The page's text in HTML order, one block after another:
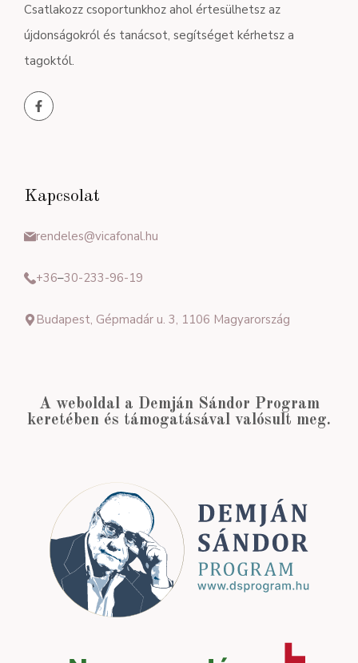
Csatlakozz csoportunkhoz ahol értesülhetsz az
újdonságokról és tanácsot, segítséget kérhetsz a
tagoktól.
Kapcsolat
rendeles@vicafonal.hu
+36–30-233-96-19
Budapest, Gépmadár u. 3, 1106 Magyarország
A weboldal a Demján Sándor Program
keretében és támogatásával valósult meg.